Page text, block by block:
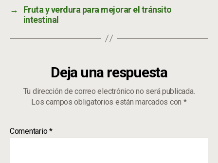
→
Fruta y verdura para mejorar el tránsito
intestinal
Deja una respuesta
Tu dirección de correo electrónico no será publicada.
Los campos obligatorios están marcados con *
Comentario*